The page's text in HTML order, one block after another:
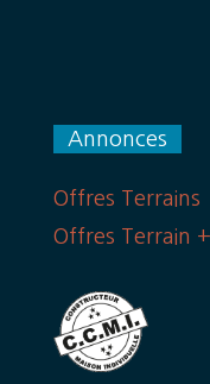
Annonces
Offres Terrains
Offres Terrain